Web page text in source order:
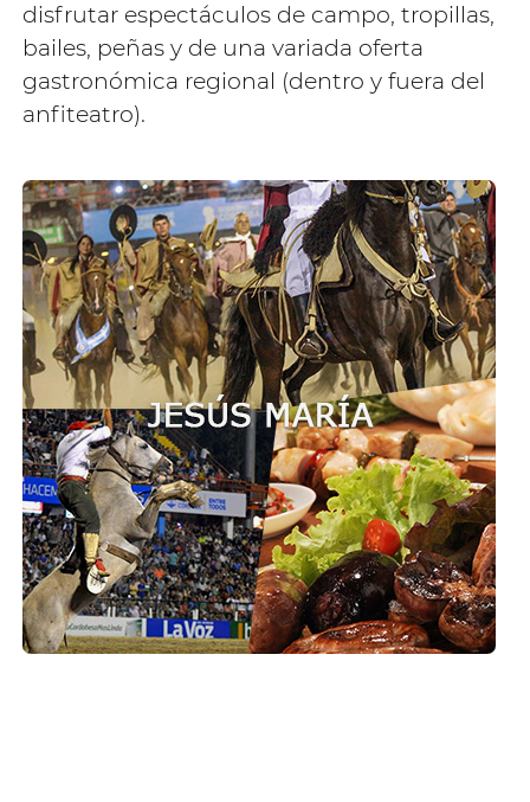
disfrutar espectáculos de campo, tropillas,
bailes, peñas y de una variada oferta
gastronómica regional (dentro y fuera del
anfiteatro).